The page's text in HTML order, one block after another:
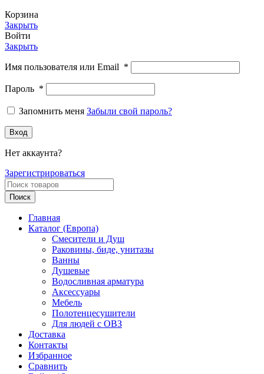
Корзина
Закрыть
Войти
Закрыть
Имя пользователя или Email *
Пароль *
Запомнить меня Забыли свой пароль?
Вход
Нет аккаунта?
Зарегистрироваться
Поиск
Главная
Каталог (Европа)
Смесители и Душ
Раковины, биде, унитазы
Ванны
Душевые
Водосливная арматура
Аксессуары
Мебель
Полотенцесушители
Для людей с ОВЗ
Доставка
Контакты
Избранное
Сравнить